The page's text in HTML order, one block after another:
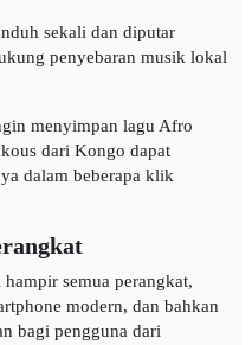
sekali dan diputar
penyebaran musik lokal
menyimpan lagu Afro
dari Kongo dapat
dalam beberapa klik
semua perangkat,
modern, dan bahkan
bagi pengguna dari